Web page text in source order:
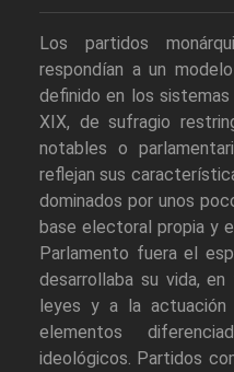
Los partidos
respondían a un
definido en los
XIX, de sufragio
notables o
reflejan sus
dominados por unos
base electoral propia y
Parlamento fuera el
desarrollaba su vida,
leyes y a la
elementos
ideológicos. Partidos